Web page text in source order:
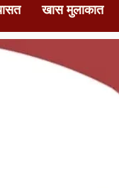
खास मुलाकात